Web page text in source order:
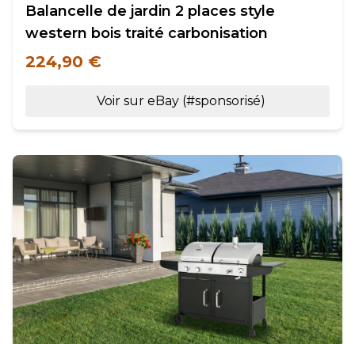
Balancelle de jardin 2 places style
western bois traité carbonisation
224,90 €
Voir sur eBay (#sponsorisé)